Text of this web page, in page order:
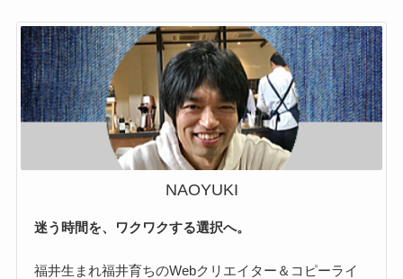
NAOYUKI
迷う時間を、ワクワクする選択へ。
福井生まれ福井育ちのWebクリエイター＆コピーライ